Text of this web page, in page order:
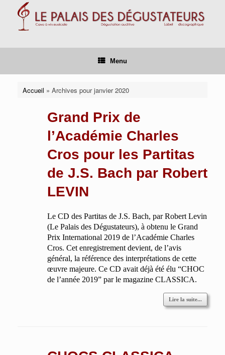
Menu
Accueil » Archives pour janvier 2020
Grand Prix de
l’Académie Charles
Cros pour les Partitas
de J.S. Bach par Robert
LEVIN
Le CD des Partitas de J.S. Bach, par Robert Levin
(Le Palais des Dégustateurs), à obtenu le Grand
Prix International 2019 de l’Académie Charles
Cros. Cet enregistrement devient, de l’avis
général, la référence des interprétations de cette
œuvre majeure. Ce CD avait déjà été élu “CHOC
de l’année 2019” par le magazine CLASSICA.
Lire la suite...